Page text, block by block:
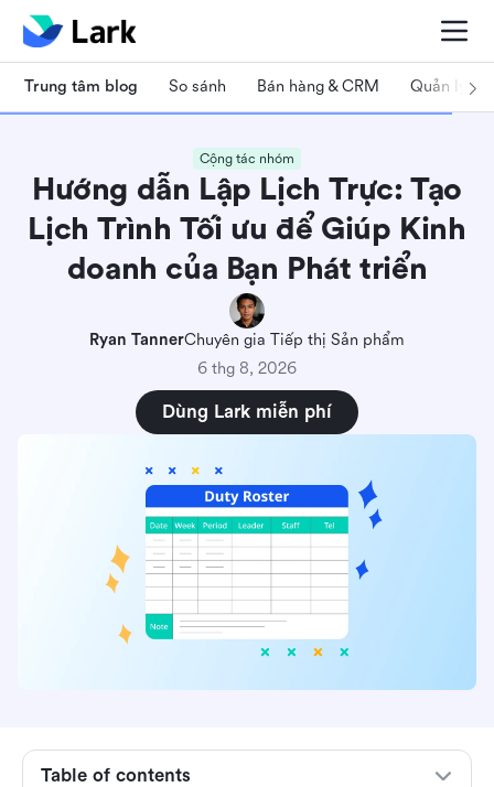
Trung tâm blog So sánh Bán hàng & CRM Quản lý dự
Cộng tác nhóm
Hướng dẫn Lập Lịch Trực: Tạo
Lịch Trình Tối ưu để Giúp Kinh
doanh của Bạn Phát triển
Ryan TannerChuyên gia Tiếp thị Sản phẩm
6 thg 8, 2026
Dùng Lark miễn phí
Table of contents